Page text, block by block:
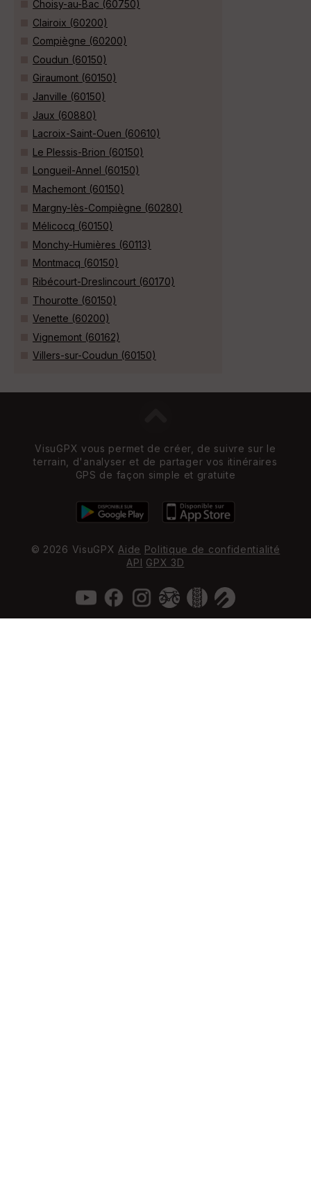
Choisy-au-Bac (60750)
Clairoix (60200)
Compiègne (60200)
Coudun (60150)
Giraumont (60150)
Janville (60150)
Jaux (60880)
Lacroix-Saint-Ouen (60610)
Le Plessis-Brion (60150)
Longueil-Annel (60150)
Machemont (60150)
Margny-lès-Compiègne (60280)
Mélicocq (60150)
Monchy-Humières (60113)
Montmacq (60150)
Ribécourt-Dreslincourt (60170)
Thourotte (60150)
Venette (60200)
Vignemont (60162)
Villers-sur-Coudun (60150)
VisuGPX vous permet de créer, de suivre sur le
terrain, d'analyser et de partager vos itinéraires
GPS de façon simple et gratuite
© 2026 VisuGPX Aide Politique de confidentialité
API GPX 3D